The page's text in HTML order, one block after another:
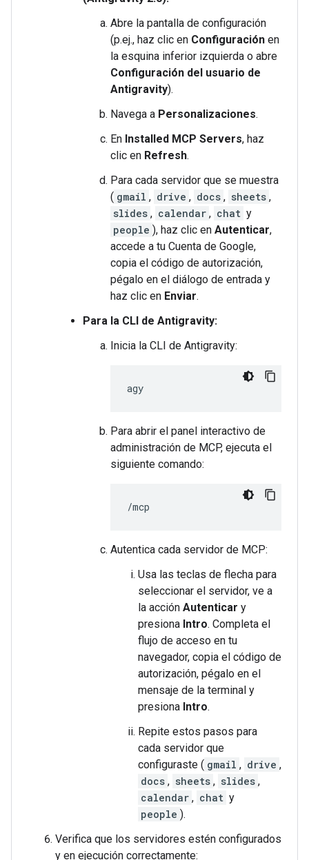
Abre la pantalla de configuración
(p.ej., haz clic en Configuración en
la esquina inferior izquierda o abre
Configuración del usuario de
Antigravity).
Navega a Personalizaciones.
En Installed MCP Servers, haz
clic en Refresh.
Para cada servidor que se muestra
( gmail , drive , docs , sheets ,
slides , calendar , chat y
people ), haz clic en Autenticar,
accede a tu Cuenta de Google,
copia el código de autorización,
pégalo en el diálogo de entrada y
haz clic en Enviar.
Para la CLI de Antigravity:
Inicia la CLI de Antigravity:
Para abrir el panel interactivo de
administración de MCP, ejecuta el
siguiente comando:
Autentica cada servidor de MCP:
Usa las teclas de flecha para
seleccionar el servidor, ve a
la acción Autenticar y
presiona Intro. Completa el
flujo de acceso en tu
navegador, copia el código de
autorización, pégalo en el
mensaje de la terminal y
presiona Intro.
Repite estos pasos para
cada servidor que
configuraste ( gmail , drive ,
docs , sheets , slides ,
calendar , chat y
people ).
Verifica que los servidores estén configurados
y en ejecución correctamente: